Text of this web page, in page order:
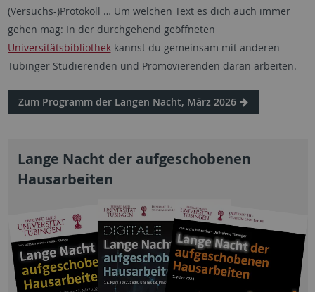
(Versuchs-)Protokoll … Um welchen Text es dich auch immer
gehen mag: In der durchgehend geöffneten
Universitätsbibliothekkannst du gemeinsam mit anderen
Tübinger Studierenden und Promovierenden daran arbeiten.
Zum Programm der Langen Nacht, März 2026
Lange Nacht der aufgeschobenen
Hausarbeiten